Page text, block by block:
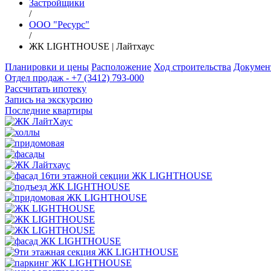
Застройщики
/
ООО "Ресурс"
/
ЖК LIGHTHOUSE | Лайтхаус
Планировки и цены Расположение Ход строительства
Отдел продаж - +7 (3412) 793-000
Рассчитать ипотеку
Запись на экскурсию
Последние квартиры